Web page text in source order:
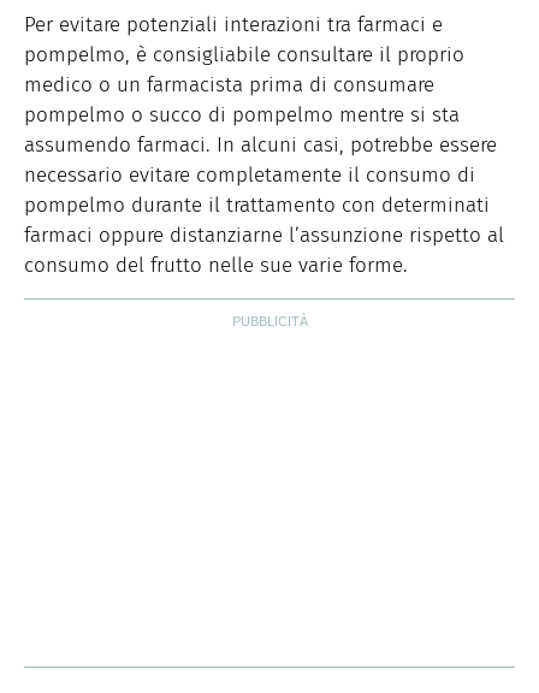
Per evitare potenziali interazioni tra farmaci e
pompelmo, è consigliabile consultare il proprio
medico o un farmacista prima di consumare
pompelmo o succo di pompelmo mentre si sta
assumendo farmaci. In alcuni casi, potrebbe essere
necessario evitare completamente il consumo di
pompelmo durante il trattamento con determinati
farmaci oppure distanziarne l’assunzione rispetto al
consumo del frutto nelle sue varie forme.